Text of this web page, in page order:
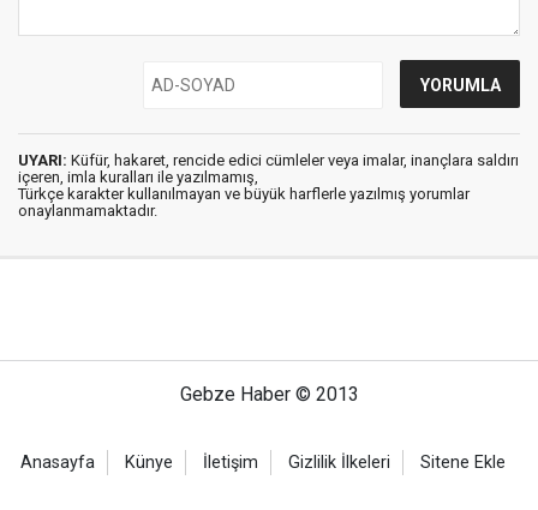
UYARI: Küfür, hakaret, rencide edici cümleler veya imalar, inançlara saldırı
içeren, imla kuralları ile yazılmamış,
Türkçe karakter kullanılmayan ve büyük harflerle yazılmış yorumlar
onaylanmamaktadır.
Gebze Haber © 2013
Anasayfa Künye İletişim Gizlilik İlkeleri Sitene Ekle